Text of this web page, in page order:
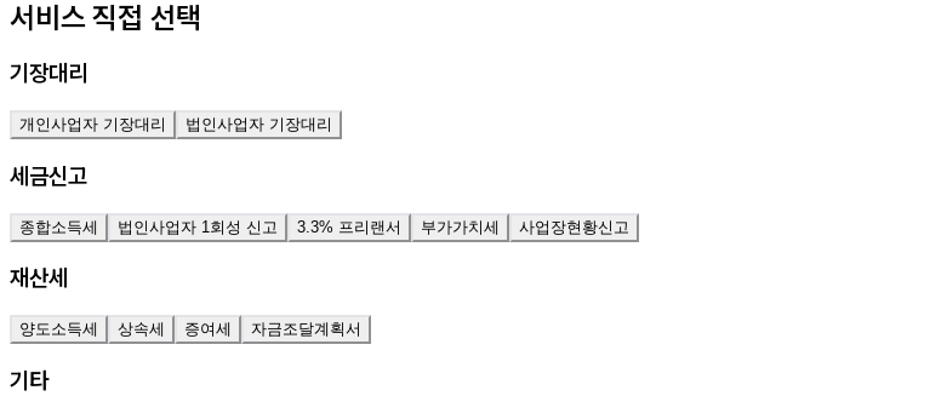
서비스 직접 선택
기장대리
개인사업자 기장대리 법인사업자 기장대리
세금신고
종합소득세 법인사업자 1회성 신고 3.3% 프리랜서 부가가치세 사업장현황신고
재산세
양도소득세 상속세 증여세 자금조달계획서
기타